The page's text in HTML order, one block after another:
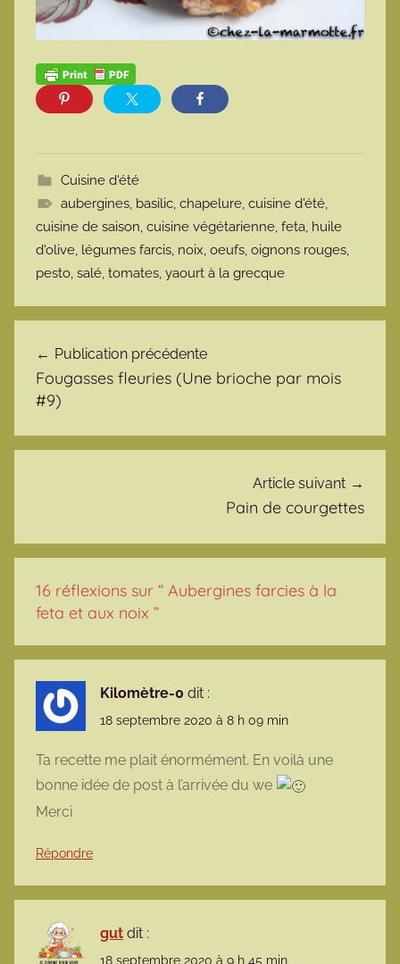
Cuisine d'été
aubergines, basilic, chapelure, cuisine d'été,
cuisine de saison, cuisine végétarienne, feta, huile
d'olive, légumes farcis, noix, oeufs, oignons rouges,
pesto, salé, tomates, yaourt à la grecque
Publication précédente
Fougasses fleuries (Une brioche par mois
#9)
Article suivant
Pain de courgettes
16 réflexions sur “ Aubergines farcies à la
feta et aux noix ”
Kilomètre-0 dit :
18 septembre 2020 à 8 h 09 min
Ta recette me plait énormément. En voilà une
bonne idée de post à l’arrivée du we
Merci
Répondre
gut dit :
18 septembre 2020 à 9 h 45 min